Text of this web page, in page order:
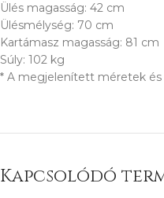
Ülés magasság: 42 cm
Ülésmélység: 70 cm
Kartámasz magasság: 81 cm
Súly: 102 kg
* A megjelenített méretek
Kapcsolódó